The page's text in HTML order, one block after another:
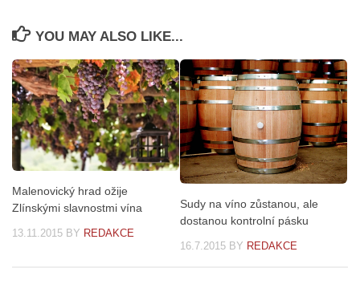
YOU MAY ALSO LIKE...
Malenovický hrad ožije
Zlínskými slavnostmi vína
13.11.2015 BY REDAKCE
Sudy na víno zůstanou, ale
dostanou kontrolní pásku
16.7.2015 BY REDAKCE